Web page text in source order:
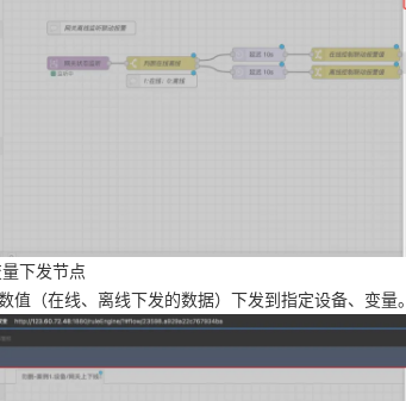
下发节点
值（在线、离线下发的数据）下发到指定设备、变量。